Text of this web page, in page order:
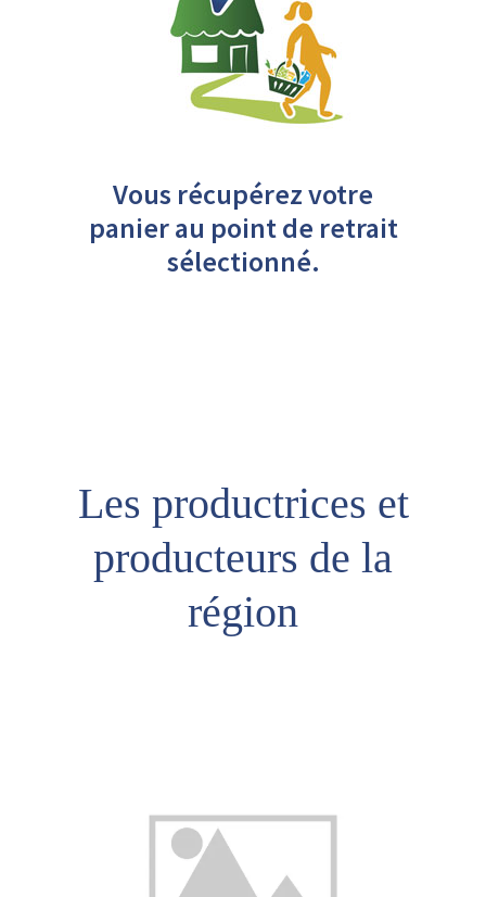
Vous récupérez votre
panier au point de retrait
sélectionné.
Les productrices et
producteurs de la
région